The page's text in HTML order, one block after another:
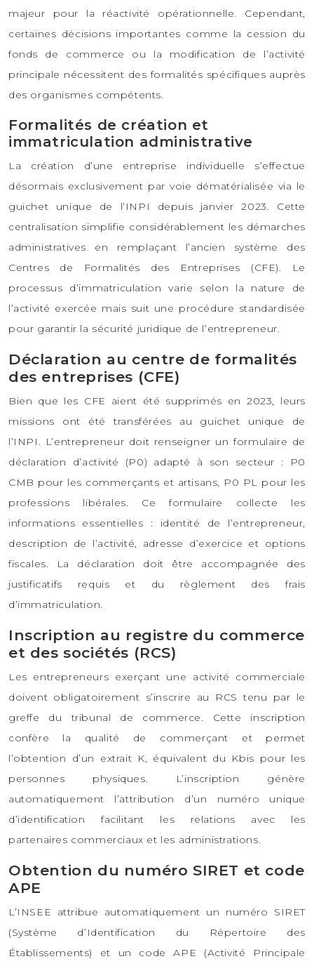
majeur pour la réactivité opérationnelle. Cependant,
certaines décisions importantes comme la cession du
fonds de commerce ou la modification de l’activité
principale nécessitent des formalités spécifiques auprès
des organismes compétents.
Formalités de création et
immatriculation administrative
La création d’une entreprise individuelle s’effectue
désormais exclusivement par voie dématérialisée via le
guichet unique de l’INPI depuis janvier 2023. Cette
centralisation simplifie considérablement les démarches
administratives en remplaçant l’ancien système des
Centres de Formalités des Entreprises (CFE). Le
processus d’immatriculation varie selon la nature de
l’activité exercée mais suit une procédure standardisée
pour garantir la sécurité juridique de l’entrepreneur.
Déclaration au centre de formalités
des entreprises (CFE)
Bien que les CFE aient été supprimés en 2023, leurs
missions ont été transférées au guichet unique de
l’INPI. L’entrepreneur doit renseigner un formulaire de
déclaration d’activité (P0) adapté à son secteur : P0
CMB pour les commerçants et artisans, P0 PL pour les
professions libérales. Ce formulaire collecte les
informations essentielles : identité de l’entrepreneur,
description de l’activité, adresse d’exercice et options
fiscales. La déclaration doit être accompagnée des
justificatifs requis et du règlement des frais
d’immatriculation.
Inscription au registre du commerce
et des sociétés (RCS)
Les entrepreneurs exerçant une activité commerciale
doivent obligatoirement s’inscrire au RCS tenu par le
greffe du tribunal de commerce. Cette inscription
confère la qualité de commerçant et permet
l’obtention d’un extrait K, équivalent du Kbis pour les
personnes physiques. L’inscription génère
automatiquement l’attribution d’un numéro unique
d’identification facilitant les relations avec les
partenaires commerciaux et les administrations.
Obtention du numéro SIRET et code
APE
L’INSEE attribue automatiquement un numéro SIRET
(Système d’Identification du Répertoire des
Établissements) et un code APE (Activité Principale